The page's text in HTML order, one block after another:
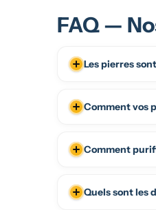
FAQ —
Les pierres
Comment vos
Comment
Quels sont les